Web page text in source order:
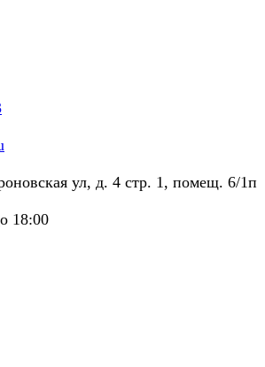
ул, д. 4 стр. 1, помещ. 6/1п
18:00